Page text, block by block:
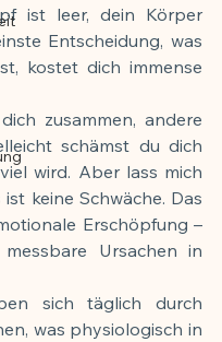
ist leer, dein Körper
Entscheidung, was
kostet dich immense
zusammen, andere
schämst du dich
wird. Aber lass mich
keine Schwäche. Das
Erschöpfung –
Ursachen in
sich täglich durch
was physiologisch in